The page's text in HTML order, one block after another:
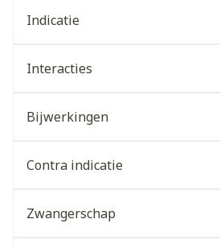
Indicatie
Interacties
Bijwerkingen
Contra indicatie
Zwangerschap